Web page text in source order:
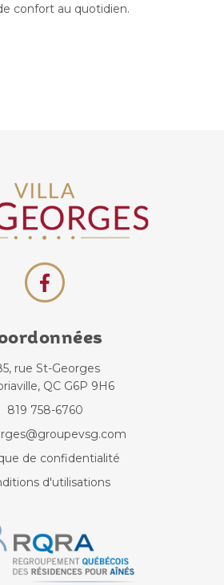
confort au quotidien.
rue St-Georges
QC G6P 9H6
819 758-6760
de confidentialité
d'utilisations